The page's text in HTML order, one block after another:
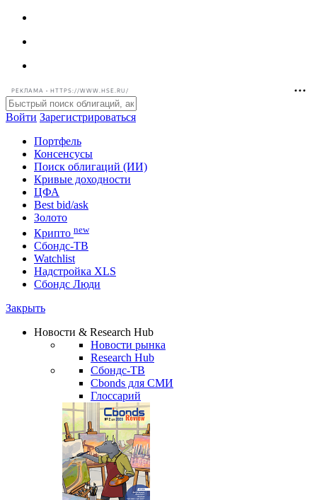
РЕКЛАМА • HTTPS://WWW.HSE.RU/
Войти Зарегистрироваться
Портфель
Консенсусы
Поиск облигаций (ИИ)
Кривые доходности
ЦФА
Best bid/ask
Золото
Крипто new
Watchlist
Сбондс Люди
Новости & Research Hub
Новости рынка
Research Hub
Сбондс-ТВ
Cbonds для СМИ
Глоссарий